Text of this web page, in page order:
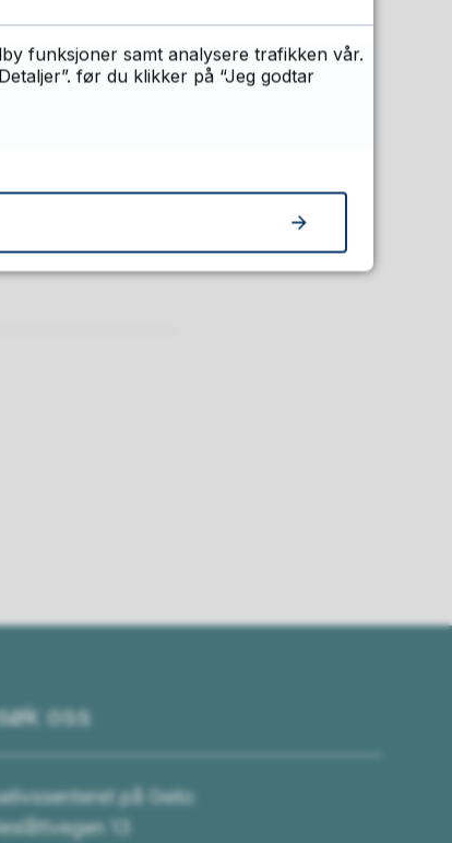
oss
på Geilo
13
funksjoner samt analysere trafikken vår.
før du klikker på “Jeg godtar